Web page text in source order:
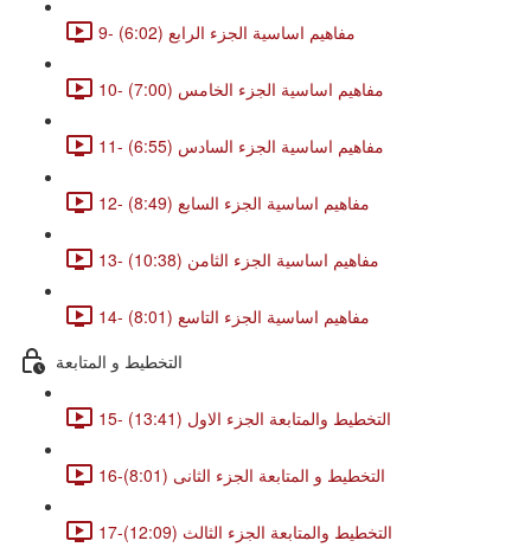
9- مفاهيم اساسية الجزء الرابع (6:02)
10- مفاهيم اساسية الجزء الخامس (7:00)
11- مفاهيم اساسية الجزء السادس (6:55)
12- مفاهيم اساسية الجزء السابع (8:49)
13- مفاهيم اساسية الجزء الثامن (10:38)
14- مفاهيم اساسية الجزء التاسع (8:01)
التخطيط و المتابعة
15- التخطيط والمتابعة الجزء الاول (13:41)
16-التخطيط و المتابعة الجزء الثانى (8:01)
17-التخطيط والمتابعة الجزء الثالث (12:09)